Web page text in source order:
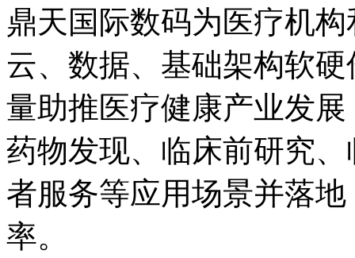
鼎天国际数码为医疗机
云、数据、基础架构
量助推医疗健康产业发展
药物发现、临床前研究
者服务等应用场景并落地
率。